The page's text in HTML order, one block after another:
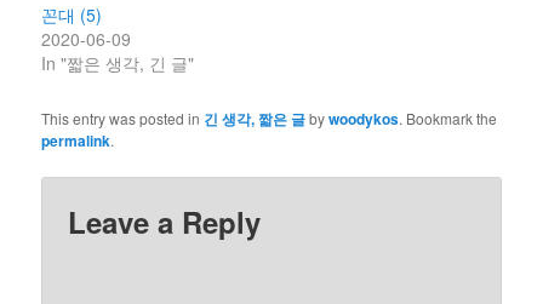
꼰대 (5)
2020-06-09
In "짧은 생각, 긴 글"
This entry was posted in 긴 생각, 짧은 글bywoodykos. Bookmark the
permalink.
Leave a Reply